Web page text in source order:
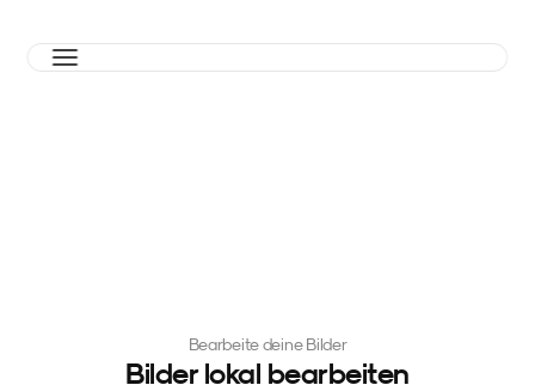
Bearbeite deine Bilder
Bilder lokal bearbeiten